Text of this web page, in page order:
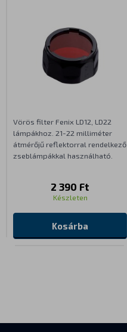
Vörös filter Fenix LD12, LD22
lámpákhoz. 21-22 milliméter
átmérőjű reflektorral rendelkező
zseblámpákkal használható.
2 390 Ft
Készleten
Kosárba